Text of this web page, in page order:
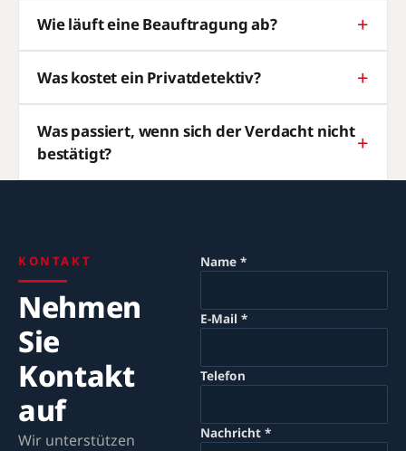
Wie läuft eine Beauftragung ab?
Was kostet ein Privatdetektiv?
Was passiert, wenn sich der Verdacht nicht
bestätigt?
KONTAKT
Nehmen
Sie
Kontakt
auf
Wir unterstützen
Name *
E-Mail *
Telefon
Nachricht *